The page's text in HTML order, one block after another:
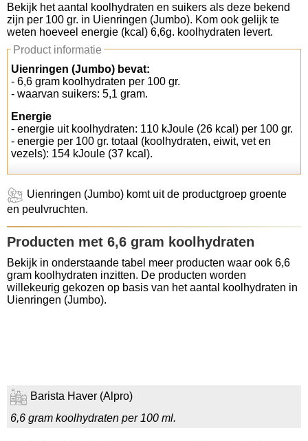
Koolhydraten tellen
Links
Bekijk het aantal koolhydraten en suikers als deze bekend
zijn per 100 gr. in Uienringen (Jumbo). Kom ook gelijk te
weten hoeveel energie (kcal) 6,6g. koolhydraten levert.
Product informatie
Uienringen (Jumbo) bevat:
- 6,6 gram koolhydraten per 100 gr.
- waarvan suikers: 5,1 gram.
Energie
- energie uit koolhydraten: 110 kJoule (26 kcal) per 100 gr.
- energie per 100 gr. totaal (koolhydraten, eiwit, vet en
vezels): 154 kJoule (37 kcal).
Uienringen (Jumbo) komt uit de productgroep groente
en peulvruchten.
Producten met 6,6 gram koolhydraten
Bekijk in onderstaande tabel meer producten waar ook 6,6
gram koolhydraten inzitten. De producten worden
willekeurig gekozen op basis van het aantal koolhydraten in
Uienringen (Jumbo).
Barista Haver (Alpro)
6,6 gram koolhydraten per 100 ml.